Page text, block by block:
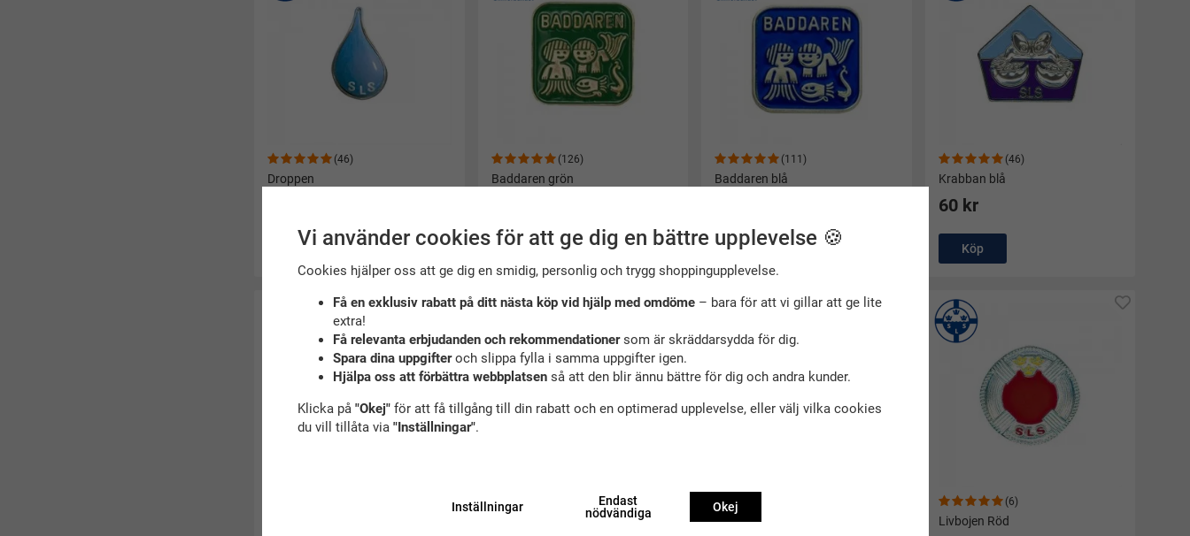
(46)
Droppen
Köp
(126)
Baddaren grön
Köp
(111)
Baddaren blå
Köp
(46)
Krabban blå
60 kr
Köp
Livbojen blå
(6)
Livbojen Röd
Vi använder cookies för att ge dig en bättre upplevelse 🍪
Cookies hjälper oss att ge dig en smidig, personlig och trygg shoppingupplevelse.
Få en exklusiv rabatt på ditt nästa köp vid hjälp med omdöme– bara för att vi gillar att ge lite
extra!
Få relevanta erbjudanden och rekommendationersom är skräddarsydda för dig.
Spara dina uppgifteroch slippa fylla i samma uppgifter igen.
Hjälpa oss att förbättra webbplatsenså att den blir ännu bättre för dig och andra kunder.
Klicka på "Okej"för att få tillgång till din rabatt och en optimerad upplevelse, eller välj vilka cookies
du vill tillåta via "Inställningar".
Inställningar
Endast
nödvändiga
Okej